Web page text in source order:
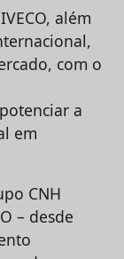
além
com o
a
em
CNH
– desde